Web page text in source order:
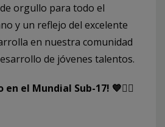
orgullo para todo el
y un reflejo del excelente
en nuestra comunidad
de jóvenes talentos.
el Mundial Sub-17! 💙🤾‍♂️